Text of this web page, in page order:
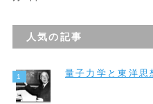
人気の記事
量子力学と東洋思